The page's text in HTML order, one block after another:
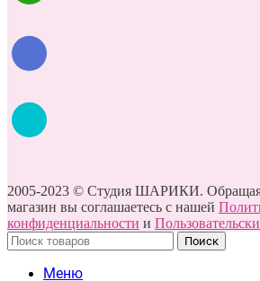
2005-2023 © Студия ШАРИКИ.
магазин вы соглашаетесь с нашей
конфиденциальности и
Поиск
Меню